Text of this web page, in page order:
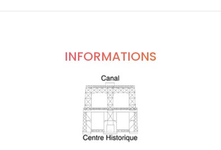
INFORMATIONS